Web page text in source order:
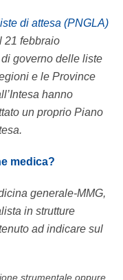
di attesa (PNGLA)
21 febbraio
governo delle liste
e le Province
hanno
un proprio Piano
medica?
generale-MMG,
in strutture
ad indicare sul
strumentale oppure